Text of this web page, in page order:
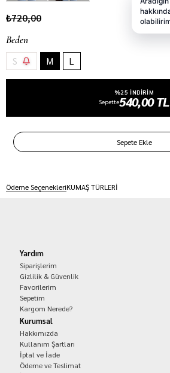
₺720,00
Beden
S M L
%25 INDIRIM
Sepette540,00 TL
Ödeme SeçenekleriKUMAŞ TÜRLERİ
Yardım
Siparişlerim
Gizlilik & Güvenlik
Favorilerim
Sepetim
Kargom Nerede?
Kurumsal
Hakkımızda
Kullanım Şartları
İptal ve İade
Ödeme ve Teslimat